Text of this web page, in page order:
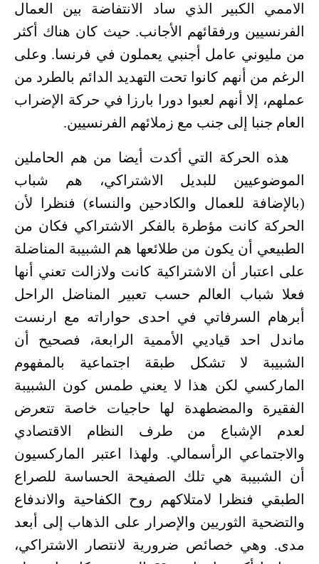
الاممي الكبير الذي ساد الانتفاضة بين العمال
الفرنسيين ورفقائهم الأجانب. حيث كان هناك أكثر
من مليوني عامل أجنبي يعملون في فرنسا. وعلى
الرغم من أنهم كانوا تحت التهديد الدائم بالطرد من
عملهم، إلا أنهم لعبوا دورا بارزا في حركة الإضراب
العام جنبا إلى جنب مع زملائهم الفرنسيين.
هذه الحركة التي أكدت أيضا من هم الحاملين
الموضوعيين للبديل الاشتراكي، هم شباب
(بالإضافة للعمال والكادحين والنساء) فنظرا لأن
الحركة كانت مؤطرة بالفكر الاشتراكي فكان من
الطبيعي أن يكون من طلائعها هم الشبيبة المناضلة
على اعتبار أن الاشتراكية كانت ولازالت تعني أنها
فعلا شباب العالم حسب تعبير المناضل الراحل
أبرهام السرفاتي في احدى حواراته مع ارنست
ماندل احد قياديي الأممية الرابعة، فصحيح أن
الشبيبة لا تشكل طبقة اجتماعية بالمفهوم
الماركسي لكن هذا لا يعني طمس كون الشبيبة
الفقيرة والمضطهدة لها حاجيات خاصة تتعرض
لعدم الإشباع من طرف النظام الاقتصادي
والاجتماعي الرأسمالي. ولهذا اعتبر الماركسيون
أن الشبيبة هي تلك الصفيحة الحساسة للصراع
الطبقي فنظرا لامتلاكهم روح الكفاحية والاندفاع
والتضحية الثوريين والإصرار على الذهاب إلى أبعد
مدى. وهي خصائص ضرورية لانتصار الاشتراكي،